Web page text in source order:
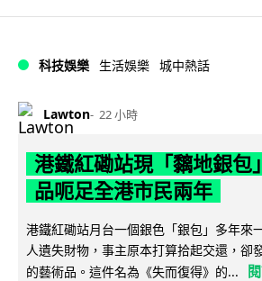
科技娛樂 生活娛樂 城中熱話
Lawton 22 小時
港鐵紅磡站現「黐地銀包
品呃足全港市民兩年
港鐵紅磡站月台一個銀色「銀包」多年來
人遺失財物，事主原本打算拾起交還，卻
的藝術品。這件名為《失而復得》的...